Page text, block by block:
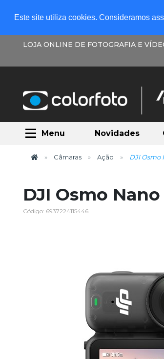
Este site utiliza cookies. Consideramos
LOJA ONLINE DE FOTOGRAFIA E
Menu Novidades
Câmaras Ação DJI Osmo
DJI Osmo
Código: 6937224115446